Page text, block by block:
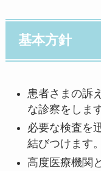
基本方針
患者さまの訴
な診察をします
必要な検査を
結びつけます。
高度医療機関